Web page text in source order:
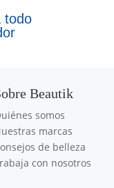
todo
Beautik
somos
marcas
de belleza
con nosotros